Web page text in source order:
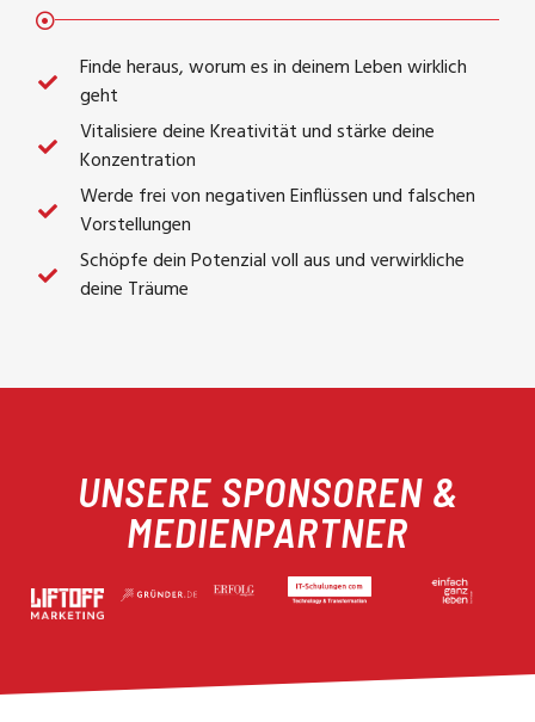
Finde heraus, worum es in deinem Leben wirklich
geht
Vitalisiere deine Kreativität und stärke deine
Konzentration
Werde frei von negativen Einflüssen und falschen
Vorstellungen
Schöpfe dein Potenzial voll aus und verwirkliche
deine Träume
UNSERE SPONSOREN &
MEDIENPARTNER